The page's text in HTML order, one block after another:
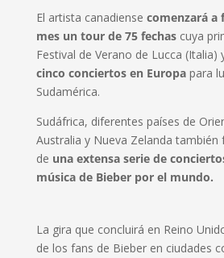
El artista canadiense comenzará a
mes un tour de 75 fechascuya
Festival de Verano de Lucca (Italia)
cinco conciertos en Europapara
Sudamérica.
Sudáfrica, diferentes países de
Australia y Nueva Zelanda también
de una extensa serie de
música de Bieber por el mundo.
La gira que concluirá en Reino
de los fans de Bieber en ciudades